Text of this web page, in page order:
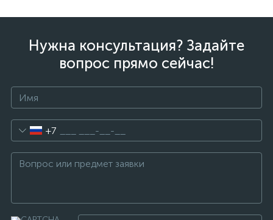
Нужна консультация? Задайте
вопрос прямо сейчас!
+7